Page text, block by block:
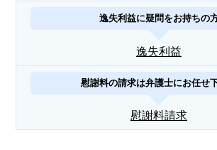
逸失利益に疑問をお持ちの
逸失利益
慰謝料の請求は弁護士にお任せ
慰謝料請求